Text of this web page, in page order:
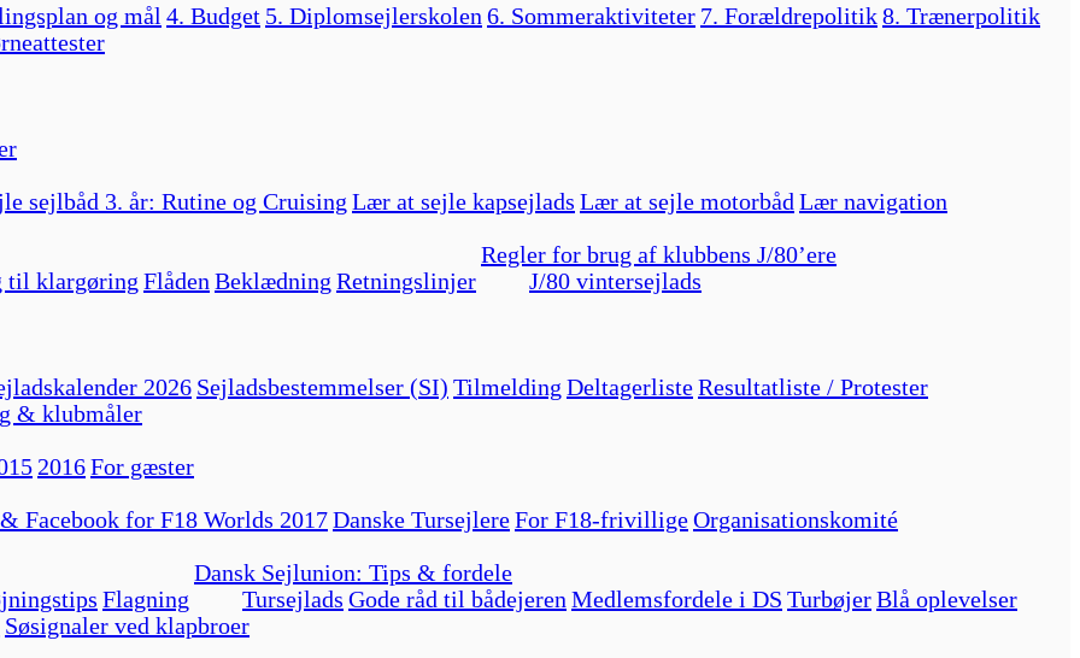
og mål 4. Budget 5. Diplomsejlerskolen 6. Sommeraktiviteter 7. Forældrepolitik8. Trænerpolitik
sejlbåd 3. år: Rutine og Cruising Lær at sejle kapsejlads Lær at sejle motorbåd Lær navigation
til klargøring Flåden Beklædning Retningslinjer
Regler for brug af klubbens J/80’ere
J/80 vintersejlads
2026 Sejladsbestemmelser (SI) Tilmelding DeltagerlisteResultatliste / Protester
& klubmåler
2016For gæster
Facebook for F18 Worlds 2017Danske TursejlereFor F18-frivilligeOrganisationskomité
Flagning
Dansk Sejlunion: Tips & fordele
Tursejlads Gode råd til bådejeren Medlemsfordele i DS TurbøjerBlå oplevelser
Søsignaler ved klapbroer